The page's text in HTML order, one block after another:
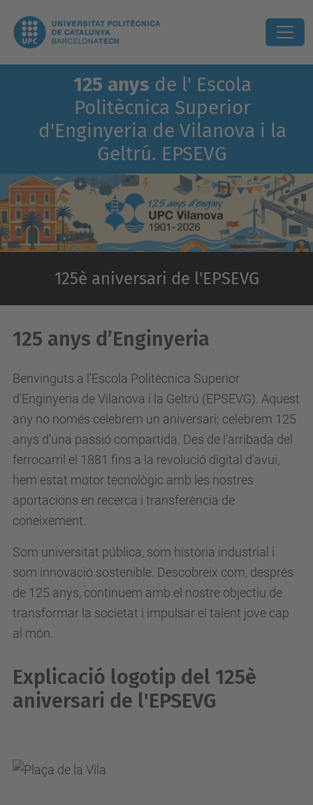
125 anys de l' Escola
Politècnica Superior
d'Enginyeria de Vilanova i la
Geltrú. EPSEVG
125è aniversari de l'EPSEVG
125 anys d’Enginyeria
Benvinguts a l'Escola Politècnica Superior
d'Enginyeria de Vilanova i la Geltrú (EPSEVG). Aquest
any no només celebrem un aniversari; celebrem 125
anys d'una passió compartida. Des de l'arribada del
ferrocarril el 1881 fins a la revolució digital d'avui,
hem estat motor tecnològic amb les nostres
aportacions en recerca i transferència de
coneixement.
Som universitat pública, som història industrial i
som innovació sostenible. Descobreix com, després
de 125 anys, continuem amb el nostre objectiu de
transformar la societat i impulsar el talent jove cap
al món.
Explicació logotip del 125è
aniversari de l'EPSEVG